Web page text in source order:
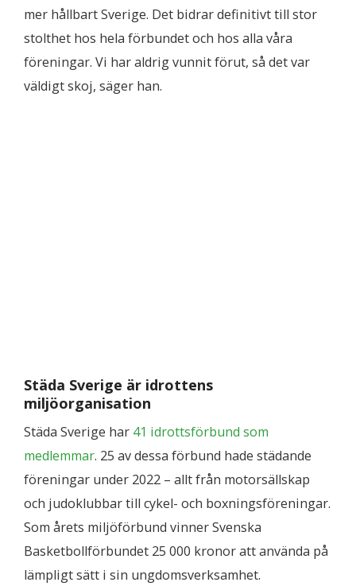
mer hållbart Sverige. Det bidrar definitivt till stor
stolthet hos hela förbundet och hos alla våra
föreningar. Vi har aldrig vunnit förut, så det var
väldigt skoj, säger han.
Städa Sverige är idrottens
miljöorganisation
Städa Sverige har 41 idrottsförbund som
medlemmar. 25 av dessa förbund hade städande
föreningar under 2022 – allt från motorsällskap
och judoklubbar till cykel- och boxningsföreningar.
Som årets miljöförbund vinner Svenska
Basketbollförbundet 25 000 kronor att använda på
lämpligt sätt i sin ungdomsverksamhet.